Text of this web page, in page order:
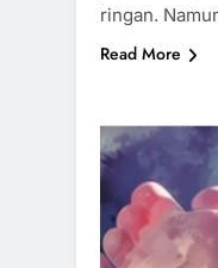
ringan.
Read More